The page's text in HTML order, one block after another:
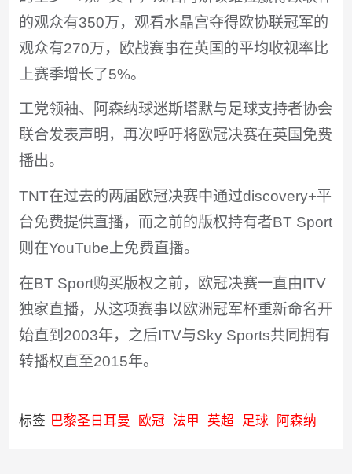
的观众有350万，观看水晶宫夺得欧协联冠军的
观众有270万，欧战赛事在英国的平均收视率比
上赛季增长了5%。
工党领袖、阿森纳球迷斯塔默与足球支持者协会
联合发表声明，再次呼吁将欧冠决赛在英国免费
播出。
TNT在过去的两届欧冠决赛中通过discovery+平
台免费提供直播，而之前的版权持有者BT Sport
则在YouTube上免费直播。
在BT Sport购买版权之前，欧冠决赛一直由ITV
独家直播，从这项赛事以欧洲冠军杯重新命名开
始直到2003年，之后ITV与Sky Sports共同拥有
转播权直至2015年。
标签 巴黎圣日耳曼 欧冠 法甲 英超 足球 阿森纳